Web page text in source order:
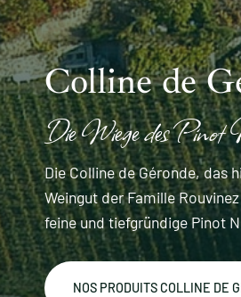
Colline de
Die Wiege des Pinot
Die Colline de Géronde, das
Weingut der Famille
feine und tiefgründige Pinot
NOS PRODUITS COLLINE DE